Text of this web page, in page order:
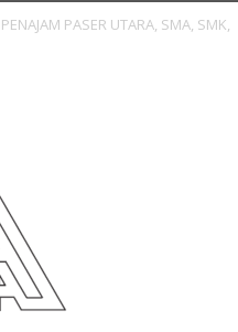
PENAJAM PASER UTARA, SMA, SMK,